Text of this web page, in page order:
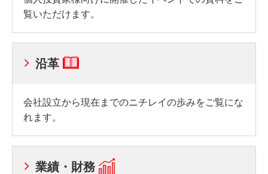
覧いただけます。
沿革
会社設立から現在までのニチレイの歩みをご覧にな
れます。
業績・財務